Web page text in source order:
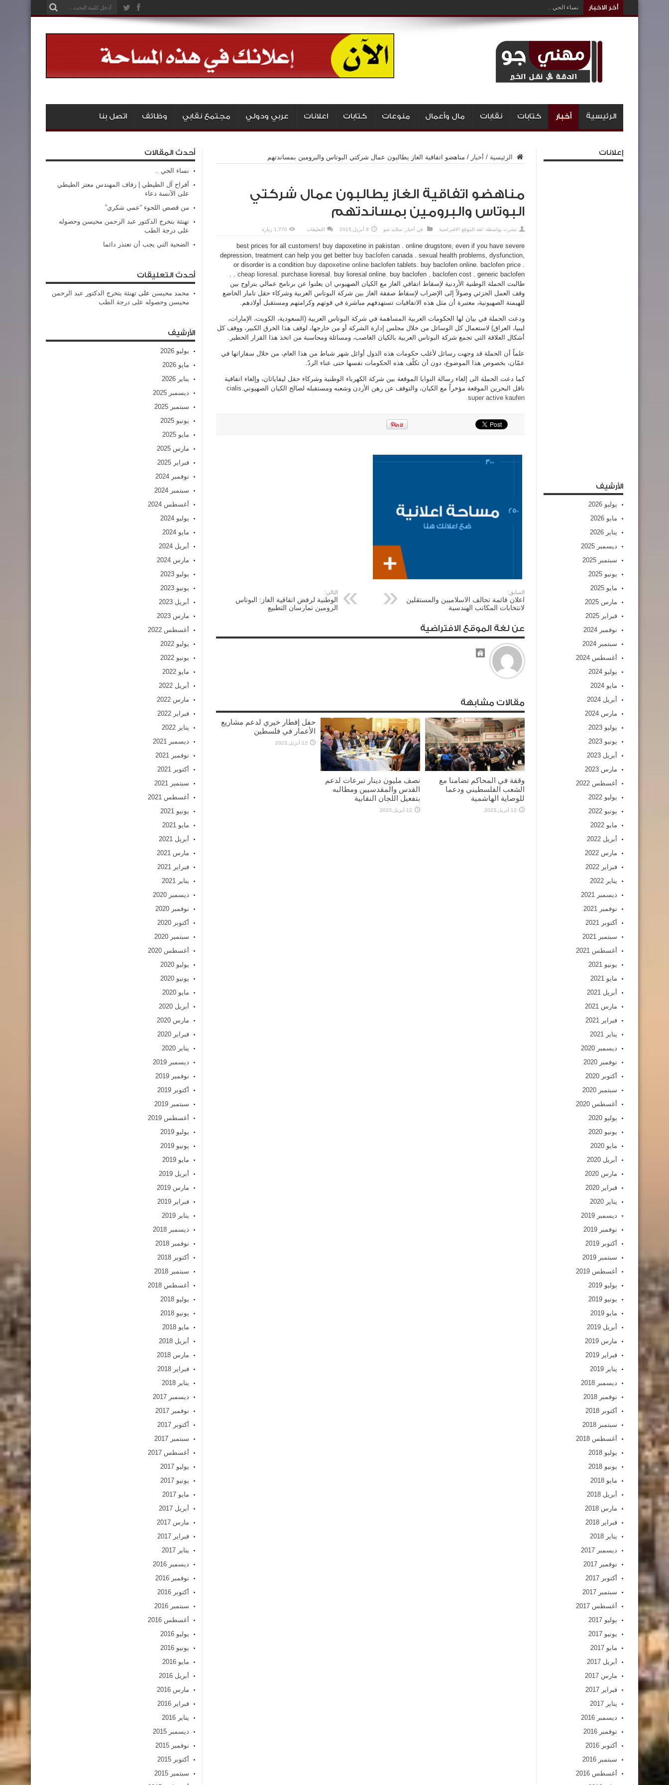
أخر الاخبار نساء الحي ..
الرئيسية أخبار كتابات نقابات مال وأعمال منوعات كتابات اعلانات عربي ودولي مجتمع نقابي وظائف اتصل بنا
الرئيسية / أخبار / مناهضو اتفاقية الغاز يطالبون عمال شركتي البوتاس والبرومين بمساندتهم
مناهضو اتفاقية الغاز يطالبون عمال شركتي
البوتاس والبرومين بمساندتهم
نشرت بواسطة: لغة الموقع الافتراضية في أخبار سلايد شو 8 أبريل,2015 التعليقات
الغاز
عمال
شركتي
البوتاس
والبرومين
بمساندتهم
مغلقة
1,770 زيارة
best prices for all customers! buy dapoxetine in pakistan . online drugstore, even if you have severe
depression, treatment can help you get better buy baclofen canada . sexual health problems, dysfunction,
or disorder is a condition buy dapoxetine online baclofen tablets. buy baclofen online. baclofen price .
cheap lioresal
. purchase lioresal. buy lioresal online. buy baclofen . baclofen cost . generic baclofen . .
طالبت الحملة الوطنية الأردنية لإسقاط اتفاقي الغاز مع الكيان الصهيوني ان يعلنوا عن برنامج عمالي يتراوح بين
وقف العمل الجزئي وصولاً إلى الإضراب لإسقاط صفقة الغاز بين شركة البوتاس العربية وشركاء حقل تامار الخاضع
للهيمنة الصهيونية، معتبرة أن مثل هذه الاتفاقيات تستهدفهم مباشرة في قوتهم وكرامتهم ومستقبل أولادهم.
ودعت الحملة في بيان لها الحكومات العربية المساهمة في شركة البوتاس العربية (السعودية، الكويت، الإمارات،
ليبيا، العراق) لاستعمال كل الوسائل من خلال مجلس إدارة الشركة أو من خارجها، لوقف هذا الخرق الكبير، ووقف كل
أشكال العلاقة التي تجمع شركة البوتاس العربية بالكيان الغاصب، ومسائلة ومحاسبة من اتخذ هذا القرار الخطير.
علماً أن الحملة قد وجهت رسائل لأغلب حكومات هذه الدول أوائل شهر شباط من هذا العام، من خلال سفاراتها في
عمّان، بخصوص هذا الموضوع، دون أن تكلّف هذه الحكومات نفسها حتى عناء الردّ.
كما دعت الحملة الى إلغاء رسالة النوايا الموقعة بين شركة الكهرباء الوطنية وشركاء حقل ليفاياثان، وإلغاء اتفاقية
ناقل البحرين الموقعة مؤخراً مع الكيان، والتوقف عن رهن الأردن وشعبه ومستقبله لصالح الكيان الصهيوني.cialis
super active kaufen
السابق:
اعلان قائمة تحالف الاسلاميين والمستقلين
لانتخابات المكاتب الهندسية
التالي:
الوطنية لرفض اتفاقية الغاز: البوتاس
الرومين تمارسان التطبيع
عن لغة الموقع الافتراضية
مقالات مشابهة
وقفة في المحاكم تضامنا مع
الشعب الفلسطيني ودعما
للوصاية الهاشمية
12 أبريل,2023
نصف مليون دينار تبرعات لدعم
القدس والمقدسيين ومطالبه
بتفعيل اللجان النقابية
12 أبريل,2023
حفل إفطار خيري لدعم مشاريع
الأعمار في فلسطين
12 أبريل,2023
إعلانات
الأرشيف
يوليو 2026
مايو 2026
يناير 2026
ديسمبر 2025
سبتمبر 2025
يونيو 2025
مايو 2025
مارس 2025
فبراير 2025
نوفمبر 2024
سبتمبر 2024
أغسطس 2024
يوليو 2024
مايو 2024
أبريل 2024
مارس 2024
يوليو 2023
يونيو 2023
أبريل 2023
مارس 2023
أغسطس 2022
يوليو 2022
يونيو 2022
مايو 2022
أبريل 2022
مارس 2022
فبراير 2022
يناير 2022
ديسمبر 2021
نوفمبر 2021
أكتوبر 2021
سبتمبر 2021
أغسطس 2021
يونيو 2021
مايو 2021
أبريل 2021
مارس 2021
فبراير 2021
يناير 2021
ديسمبر 2020
نوفمبر 2020
أكتوبر 2020
سبتمبر 2020
أغسطس 2020
يوليو 2020
يونيو 2020
مايو 2020
أبريل 2020
مارس 2020
فبراير 2020
يناير 2020
ديسمبر 2019
نوفمبر 2019
أكتوبر 2019
سبتمبر 2019
أغسطس 2019
يوليو 2019
يونيو 2019
مايو 2019
أبريل 2019
مارس 2019
فبراير 2019
يناير 2019
ديسمبر 2018
نوفمبر 2018
أكتوبر 2018
سبتمبر 2018
أغسطس 2018
يوليو 2018
يونيو 2018
مايو 2018
أبريل 2018
مارس 2018
فبراير 2018
يناير 2018
ديسمبر 2017
نوفمبر 2017
أكتوبر 2017
سبتمبر 2017
أغسطس 2017
يوليو 2017
يونيو 2017
مايو 2017
أبريل 2017
مارس 2017
فبراير 2017
يناير 2017
ديسمبر 2016
نوفمبر 2016
أكتوبر 2016
سبتمبر 2016
أغسطس 2016
أحدث المقالات
نساء الحي ..
أفراح آل الطيطي | زفاف المهندس معتز الطيطي
على الآنسة دعاء
من قصص اللجوء “عمي شكري”
تهنئة بتخرج الدكتور عبد الرحمن محيسن وحصوله
على درجة الطب
الضحية التي يجب أن تعتذر دائما
أحدث التعليقات
محمد محيسن على تهنئة بتخرج الدكتور عبد الرحمن
محيسن وحصوله على درجة الطب
الأرشيف
يوليو 2026
مايو 2026
يناير 2026
ديسمبر 2025
سبتمبر 2025
يونيو 2025
مايو 2025
مارس 2025
فبراير 2025
نوفمبر 2024
سبتمبر 2024
أغسطس 2024
يوليو 2024
مايو 2024
أبريل 2024
مارس 2024
يوليو 2023
يونيو 2023
أبريل 2023
مارس 2023
أغسطس 2022
يوليو 2022
يونيو 2022
مايو 2022
أبريل 2022
مارس 2022
فبراير 2022
يناير 2022
ديسمبر 2021
نوفمبر 2021
أكتوبر 2021
سبتمبر 2021
أغسطس 2021
يونيو 2021
مايو 2021
أبريل 2021
مارس 2021
فبراير 2021
يناير 2021
ديسمبر 2020
نوفمبر 2020
أكتوبر 2020
سبتمبر 2020
أغسطس 2020
يوليو 2020
يونيو 2020
مايو 2020
أبريل 2020
مارس 2020
فبراير 2020
يناير 2020
ديسمبر 2019
نوفمبر 2019
أكتوبر 2019
سبتمبر 2019
أغسطس 2019
يوليو 2019
يونيو 2019
مايو 2019
أبريل 2019
مارس 2019
فبراير 2019
يناير 2019
ديسمبر 2018
نوفمبر 2018
أكتوبر 2018
سبتمبر 2018
أغسطس 2018
يوليو 2018
يونيو 2018
مايو 2018
أبريل 2018
مارس 2018
فبراير 2018
يناير 2018
ديسمبر 2017
نوفمبر 2017
أكتوبر 2017
سبتمبر 2017
أغسطس 2017
يوليو 2017
يونيو 2017
مايو 2017
أبريل 2017
مارس 2017
فبراير 2017
يناير 2017
ديسمبر 2016
نوفمبر 2016
أكتوبر 2016
سبتمبر 2016
أغسطس 2016
يوليو 2016
يونيو 2016
مايو 2016
أبريل 2016
مارس 2016
فبراير 2016
يناير 2016
ديسمبر 2015
نوفمبر 2015
أكتوبر 2015
سبتمبر 2015